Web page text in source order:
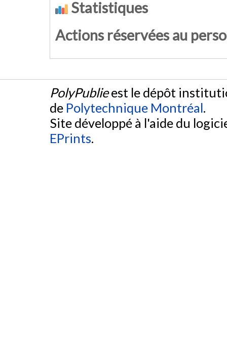
Statistiques
Actions réservées au
PolyPublieest le dépôt
de Polytechnique Montréal.
Site développé à l'aide du
EPrints.